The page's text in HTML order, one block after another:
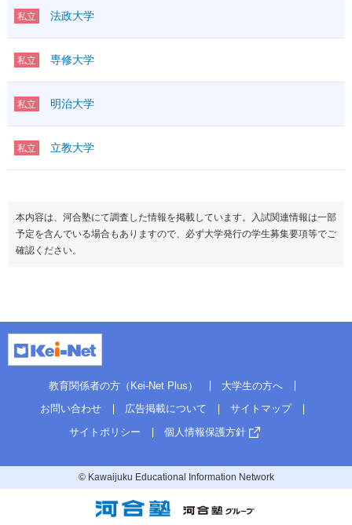
私立 法政大学
私立 専修大学
私立 明治大学
私立 立教大学
本内容は、河合塾にて調査した情報を掲載しています。入試関連情報は一部
予定を含んでいる場合もありますので、必ず大学発行の学生募集要項等でご
確認ください。
教育関係者の方（Kei-Net Plus）
大学生の方へ
お問い合わせ
広告掲載について
サイトマップ
サイトポリシー
個人情報保護方針
© Kawaijuku Educational Information Network